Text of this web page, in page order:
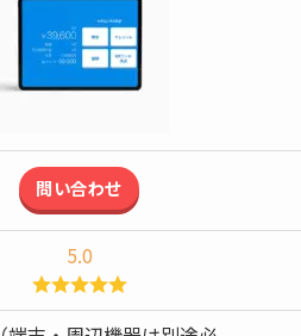
問い合わせ
5.0